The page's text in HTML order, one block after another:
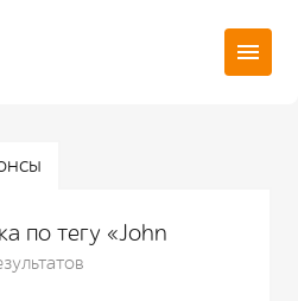
по тегу «John